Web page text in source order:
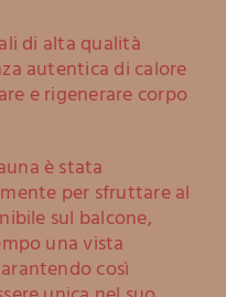
di alta qualità
autentica di calore
e rigenerare corpo
è stata
per sfruttare al
sul balcone,
una vista
così